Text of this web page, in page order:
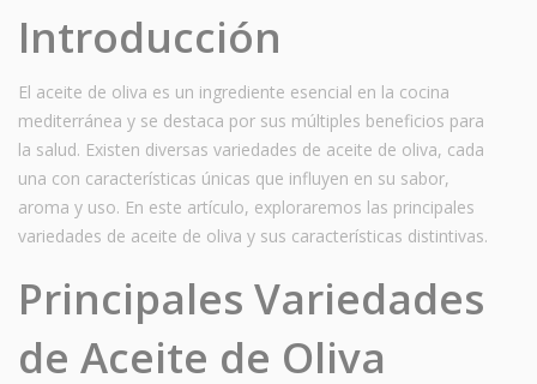
Introducción
El aceite de oliva es un ingrediente esencial en la cocina
mediterránea y se destaca por sus múltiples beneficios para
la salud. Existen diversas variedades de aceite de oliva, cada
una con características únicas que influyen en su sabor,
aroma y uso. En este artículo, exploraremos las principales
variedades de aceite de oliva y sus características distintivas.
Principales Variedades
de Aceite de Oliva